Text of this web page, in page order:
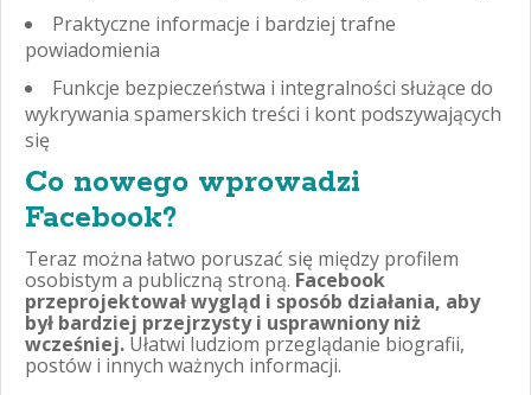
Praktyczne informacje i bardziej trafne
powiadomienia
Funkcje bezpieczeństwa i integralności służące do
wykrywania spamerskich treści i kont podszywających
się
Co nowego wprowadzi
Facebook?
Teraz można łatwo poruszać się między profilem
osobistym a publiczną stroną. Facebook
przeprojektował wygląd i sposób działania, aby
był bardziej przejrzysty i usprawniony niż
wcześniej.Ułatwi ludziom przeglądanie biografii,
postów i innych ważnych informacji.